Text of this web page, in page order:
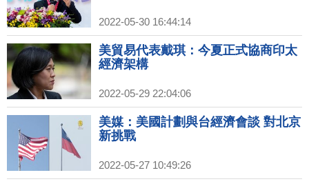
2022-05-30 16:44:14
美貿易代表戴琪：今夏正式協商印太
經濟架構
2022-05-29 22:04:06
美媒：美國計劃與台經濟會談 對北京
新挑戰
2022-05-27 10:49:26